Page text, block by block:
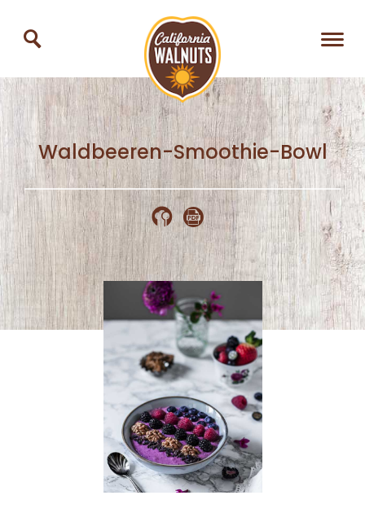
Waldbeeren-Smoothie-Bowl